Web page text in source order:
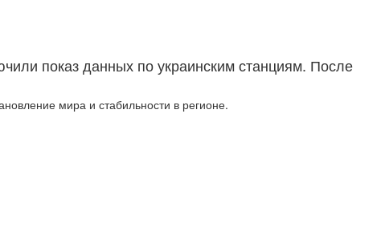
показ данных по украинским станциям. После
мира и стабильности в регионе.